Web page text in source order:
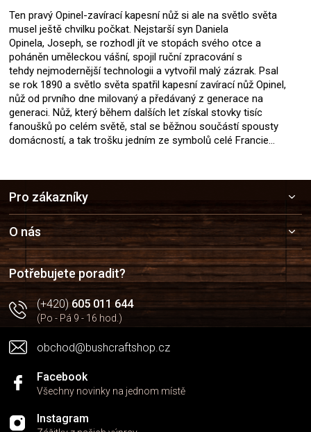
Ten pravý Opinel-zavírací kapesní nůž si ale na světlo světa
musel ještě chvilku počkat. Nejstarší syn Daniela
Opinela, Joseph, se rozhodl jít ve stopách svého otce a
poháněn uměleckou vášní, spojil ruční zpracování s
tehdy nejmodernější technologii a vytvořil malý zázrak. Psal
se rok 1890 a světlo světa spatřil kapesní zavírací nůž Opinel,
nůž od prvního dne milovaný a předávaný z generace na
generaci. Nůž, který během dalších let získal stovky tisíc
fanoušků po celém světě, stal se běžnou součástí spousty
domácností, a tak trošku jedním ze symbolů celé Francie…
a
t
í
Pro zákazníky
O nás
Potřebujete poradit?
(+420)605 011 644
(Po - Pá 9 - 16 hod.)
obchod@bushcraftshop.cz
Facebook
Všechny novinky na jednom místě
Instagram